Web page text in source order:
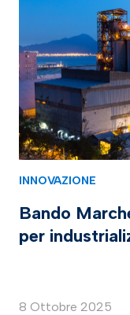
INNOVAZIONE
Bando
per
8 Ottobre 2025